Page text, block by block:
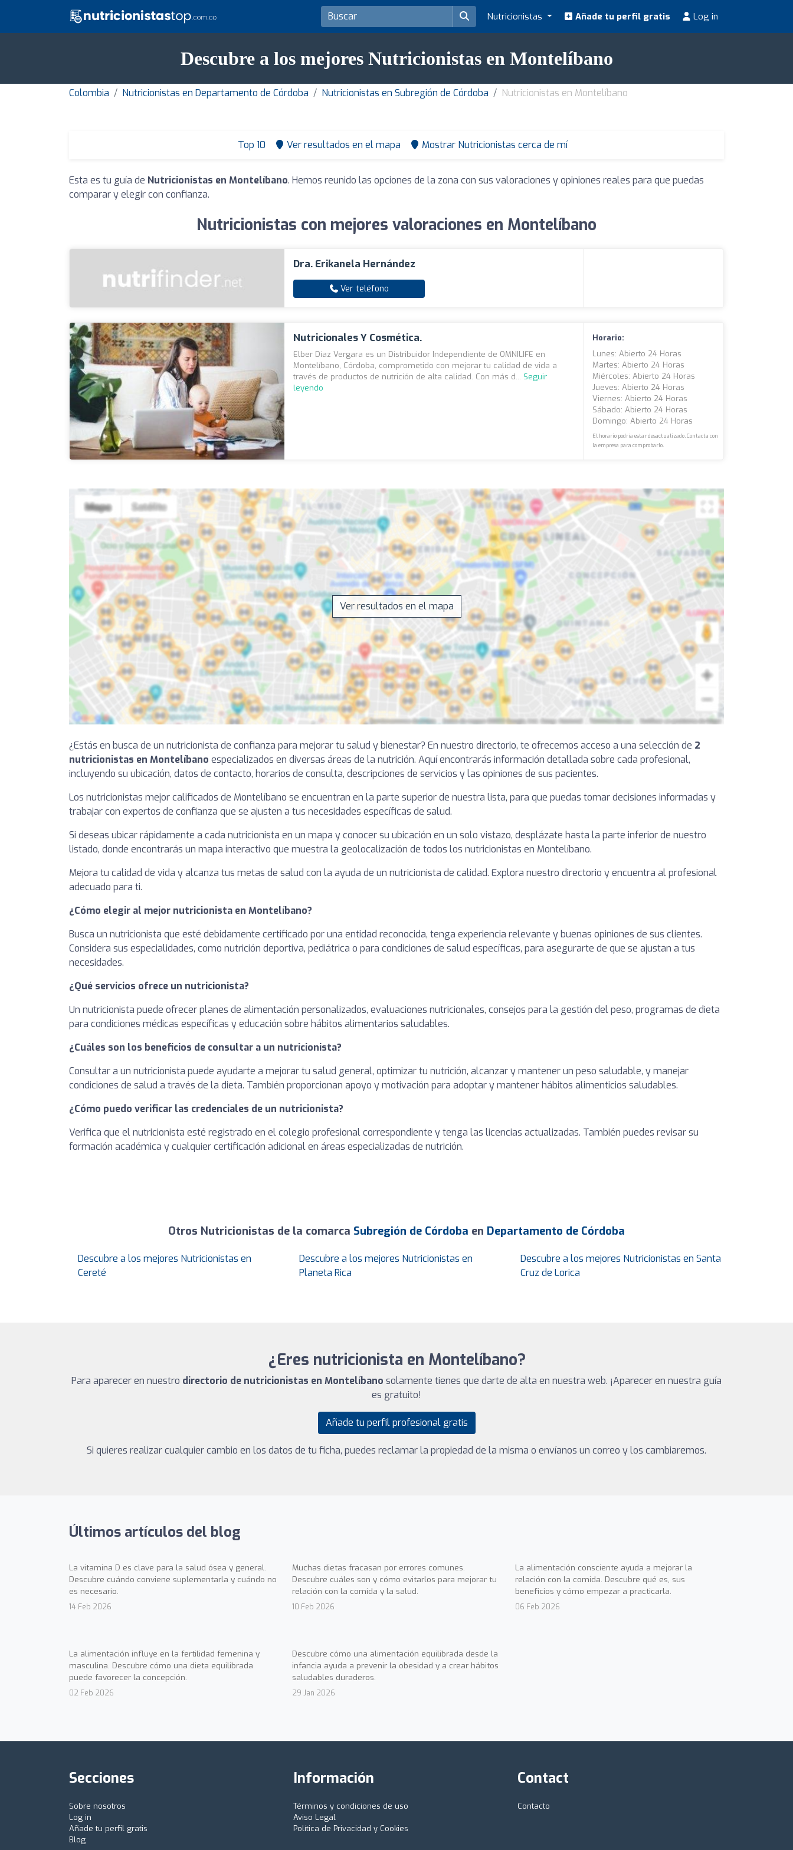
Nutricionistas Añade tu perfil gratis Log in
Descubre a los mejores Nutricionistas en Montelíbano
Colombia Nutricionistas en Departamento de Córdoba Nutricionistas en Subregión de Córdoba Nutricionistas en Montelíbano
Top 10 Ver resultados en el mapa Mostrar Nutricionistas cerca de mí
Esta es tu guía de Nutricionistas en Montelíbano. Hemos reunido las opciones de la zona con sus valoraciones y opiniones reales para que puedas
comparar y elegir con confianza.
Nutricionistas con mejores valoraciones en Montelíbano
Dra. Erikanela Hernández
Ver teléfono
Nutricionales Y Cosmética.
Elber Díaz Vergara es un Distribuidor Independiente de OMNILIFE en
Montelíbano, Córdoba, comprometido con mejorar tu calidad de vida a
través de productos de nutrición de alta calidad. Con más d... Seguir
leyendo
Horario:
Lunes: Abierto 24 Horas
Martes: Abierto 24 Horas
Miércoles: Abierto 24 Horas
Jueves: Abierto 24 Horas
Viernes: Abierto 24 Horas
Sábado: Abierto 24 Horas
Domingo: Abierto 24 Horas
El horario podría estar desactualizado. Contacta con
la empresa para comprobarlo.
Ver resultados en el mapa
¿Estás en busca de un nutricionista de confianza para mejorar tu salud y bienestar? En nuestro directorio, te ofrecemos acceso a una selección de 2
nutricionistas en Montelíbano especializados en diversas áreas de la nutrición. Aquí encontrarás información detallada sobre cada profesional,
incluyendo su ubicación, datos de contacto, horarios de consulta, descripciones de servicios y las opiniones de sus pacientes.
Los nutricionistas mejor calificados de Montelíbano se encuentran en la parte superior de nuestra lista, para que puedas tomar decisiones informadas y
trabajar con expertos de confianza que se ajusten a tus necesidades específicas de salud.
Si deseas ubicar rápidamente a cada nutricionista en un mapa y conocer su ubicación en un solo vistazo, desplázate hasta la parte inferior de nuestro
listado, donde encontrarás un mapa interactivo que muestra la geolocalización de todos los nutricionistas en Montelíbano.
Mejora tu calidad de vida y alcanza tus metas de salud con la ayuda de un nutricionista de calidad. Explora nuestro directorio y encuentra al profesional
adecuado para ti.
¿Cómo elegir al mejor nutricionista en Montelíbano?
Busca un nutricionista que esté debidamente certificado por una entidad reconocida, tenga experiencia relevante y buenas opiniones de sus clientes.
Considera sus especialidades, como nutrición deportiva, pediátrica o para condiciones de salud específicas, para asegurarte de que se ajustan a tus
necesidades.
¿Qué servicios ofrece un nutricionista?
Un nutricionista puede ofrecer planes de alimentación personalizados, evaluaciones nutricionales, consejos para la gestión del peso, programas de dieta
para condiciones médicas específicas y educación sobre hábitos alimentarios saludables.
¿Cuáles son los beneficios de consultar a un nutricionista?
Consultar a un nutricionista puede ayudarte a mejorar tu salud general, optimizar tu nutrición, alcanzar y mantener un peso saludable, y manejar
condiciones de salud a través de la dieta. También proporcionan apoyo y motivación para adoptar y mantener hábitos alimenticios saludables.
¿Cómo puedo verificar las credenciales de un nutricionista?
Verifica que el nutricionista esté registrado en el colegio profesional correspondiente y tenga las licencias actualizadas. También puedes revisar su
formación académica y cualquier certificación adicional en áreas especializadas de nutrición.
Otros Nutricionistas de la comarca Subregión de Córdoba en Departamento de Córdoba
Descubre a los mejores Nutricionistas en
Cereté
Descubre a los mejores Nutricionistas en
Planeta Rica
Descubre a los mejores Nutricionistas en Santa
Cruz de Lorica
¿Eres nutricionista en Montelíbano?
Para aparecer en nuestro directorio de nutricionistas en Montelíbano solamente tienes que darte de alta en nuestra web. ¡Aparecer en nuestra guía
es gratuito!
Añade tu perfil profesional gratis
Si quieres realizar cualquier cambio en los datos de tu ficha, puedes reclamar la propiedad de la misma o envíanos un correo y los cambiaremos.
Últimos artículos del blog
La vitamina D es clave para la salud ósea y general.
Descubre cuándo conviene suplementarla y cuándo no
es necesario.
14 Feb 2026
Muchas dietas fracasan por errores comunes.
Descubre cuáles son y cómo evitarlos para mejorar tu
relación con la comida y la salud.
10 Feb 2026
La alimentación consciente ayuda a mejorar la
relación con la comida. Descubre qué es, sus
beneficios y cómo empezar a practicarla.
06 Feb 2026
La alimentación influye en la fertilidad femenina y
masculina. Descubre cómo una dieta equilibrada
puede favorecer la concepción.
02 Feb 2026
Descubre cómo una alimentación equilibrada desde la
infancia ayuda a prevenir la obesidad y a crear hábitos
saludables duraderos.
29 Jan 2026
Secciones
Sobre nosotros
Log in
Añade tu perfil gratis
Blog
Información
Términos y condiciones de uso
Aviso Legal
Política de Privacidad y Cookies
Contact
Contacto